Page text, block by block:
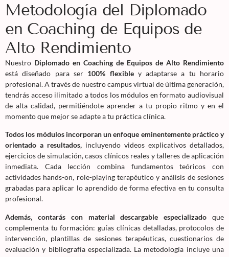
Metodología del Diplomado
en Coaching de Equipos de
Alto Rendimiento
Nuestro Diplomado en Coaching de Equipos de Alto Rendimiento
está diseñado para ser 100% flexibley adaptarse a tu horario
profesional. A través de nuestro campus virtual de última generación,
tendrás acceso ilimitado a todos los módulos en formato audiovisual
de alta calidad, permitiéndote aprender a tu propio ritmo y en el
momento que mejor se adapte a tu práctica clínica.
Todos los módulos incorporan un enfoque eminentemente práctico y
orientado a resultados, incluyendo videos explicativos detallados,
ejercicios de simulación, casos clínicos reales y talleres de aplicación
inmediata. Cada lección combina fundamentos teóricos con
actividades hands-on, role-playing terapéutico y análisis de sesiones
grabadas para aplicar lo aprendido de forma efectiva en tu consulta
profesional.
Además, contarás con material descargable especializado que
complementa tu formación: guías clínicas detalladas, protocolos de
intervención, plantillas de sesiones terapéuticas, cuestionarios de
evaluación y bibliografía especializada. La metodología incluye una